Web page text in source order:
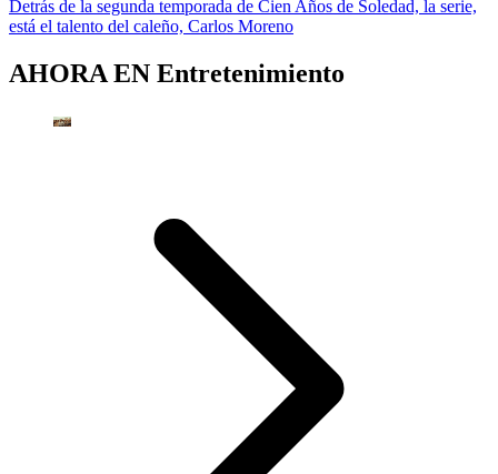
Detrás de la segunda temporada de Cien Años de Soledad, la serie,
está el talento del caleño, Carlos Moreno
AHORA EN Entretenimiento